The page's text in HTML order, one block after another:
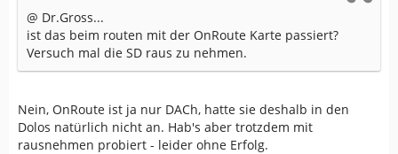
@ Dr.Gross...
ist das beim routen mit der OnRoute Karte passiert?
Versuch mal die SD raus zu nehmen.
Nein, OnRoute ist ja nur DACh, hatte sie deshalb in den
Dolos natürlich nicht an. Hab's aber trotzdem mit
rausnehmen probiert - leider ohne Erfolg.